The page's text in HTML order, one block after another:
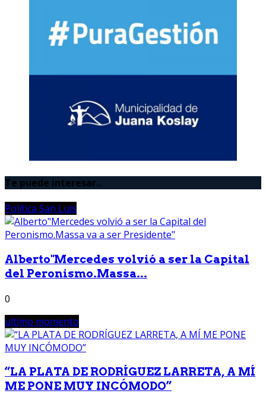
Te puede interesar..
Política San Luis
Alberto"Mercedes volvió a ser la Capital
del Peronismo.Massa...
0
ultimo momento
“LA PLATA DE RODRÍGUEZ LARRETA, A MÍ
ME PONE MUY INCÓMODO”